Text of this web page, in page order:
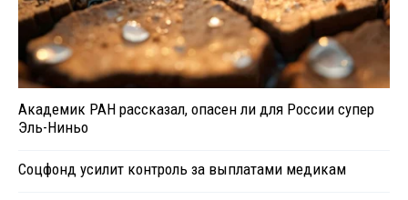
Академик РАН рассказал, опасен ли для России супер
Эль-Ниньо
Соцфонд усилит контроль за выплатами медикам